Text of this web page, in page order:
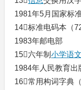
1981年5月国家标
14标准电码本（
1983年邮电部
15六年制 小学语文
1984年人民教育出
16常用构词字典